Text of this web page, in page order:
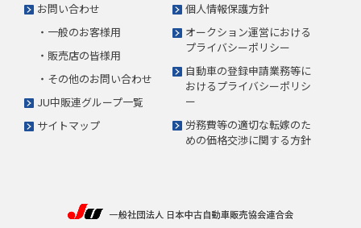
お問い合わせ
・一般のお客様用
・販売店の皆様用
・その他のお問い合わせ
JU中販連グループ一覧
サイトマップ
個人情報保護方針
オークション運営における
プライバシーポリシー
自動車の登録申請業務等に
おけるプライバシーポリシ
ー
労務費等の適切な転嫁のた
めの価格交渉に関する方針